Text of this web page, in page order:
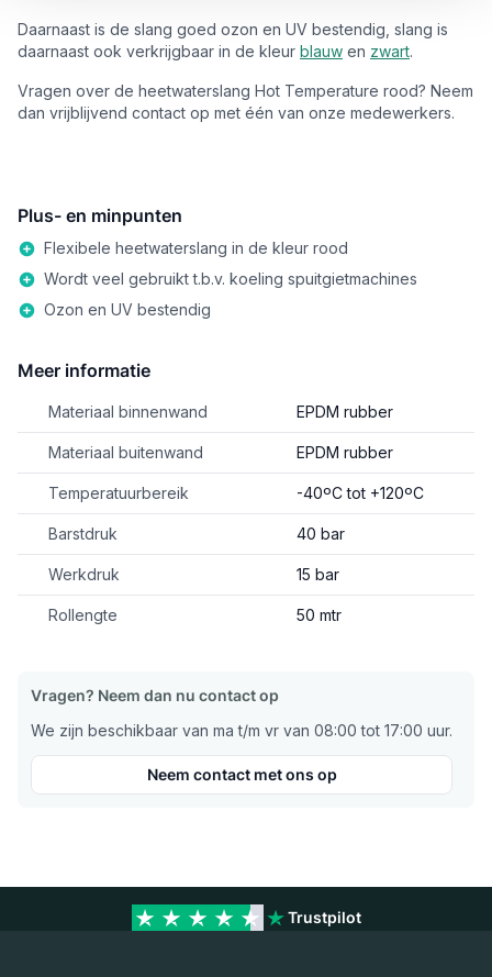
Daarnaast is de slang goed ozon en UV bestendig, slang is
daarnaast ook verkrijgbaar in de kleur blauw en zwart.
Vragen over de heetwaterslang Hot Temperature rood? Neem
dan vrijblijvend contact op met één van onze medewerkers.
Plus- en minpunten
Flexibele heetwaterslang in de kleur rood
Wordt veel gebruikt t.b.v. koeling spuitgietmachines
Ozon en UV bestendig
Meer informatie
Materiaal binnenwand EPDM rubber
Materiaal buitenwand EPDM rubber
Temperatuurbereik -40ºC tot +120ºC
Barstdruk 40 bar
Werkdruk 15 bar
Rollengte 50 mtr
Vragen? Neem dan nu contact op
We zijn beschikbaar van ma t/m vr van 08:00 tot 17:00 uur.
Neem contact met ons op
Trustpilot